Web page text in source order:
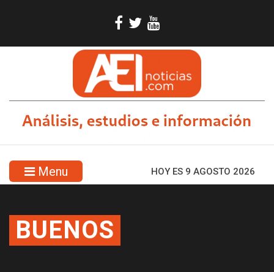
Menu HOY ES 9 AGOSTO 2026
BUENOS